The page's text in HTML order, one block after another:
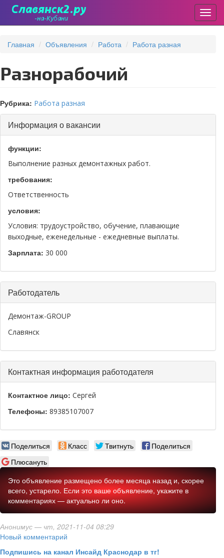
основному
Главная Объявления Работа Работа разная
Разнорабочий
Рубрика: Работа разная
Скрыть
Информация о вакансии
функции:
Выполнение разных демонтажных работ.
требования:
Ответственность
условия:
Условия: трудоустройство, обучение, плавающие
выходные, еженедельные - ежедневные выплаты.
Зарплата: 30 000
Скрыть
Работодатель
Демонтаж-GROUP
Славянск
Скрыть
Контактная информация работодателя
Контактное лицо: Сергей
Телефоны: 89385107007
Поделиться Класс Твитнуть
Поделиться
Плюсануть
Это объявление размещено более месяца назад и, скорее
всего, устарело. Если это ваше объявление, укажите в
комментариях — актуально ли оно.
Анонимус — чт, 2021-11-04 08:29
Новый комментарий
Подпишись на канал Инсайд Краснодар в тг!